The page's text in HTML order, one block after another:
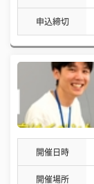
申込締切
開催日時
開催場所